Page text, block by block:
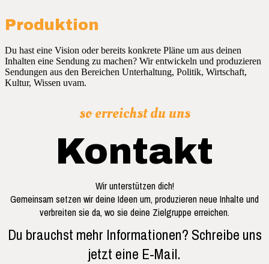
Produktion
Du hast eine Vision oder bereits konkrete Pläne um aus deinen
Inhalten eine Sendung zu machen? Wir entwickeln und produzieren
Sendungen aus den Bereichen Unterhaltung, Politik, Wirtschaft,
Kultur, Wissen uvam.
so erreichst du uns
Kontakt
Wir unterstützen dich!
Gemeinsam setzen wir deine Ideen um, produzieren neue Inhalte und
verbreiten sie da, wo sie deine Zielgruppe erreichen.
Du brauchst mehr Informationen? Schreibe uns
jetzt eine E-Mail.